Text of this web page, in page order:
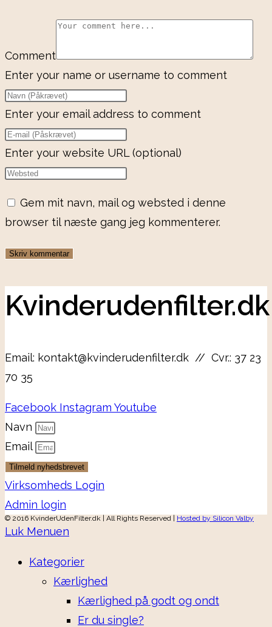
Comment
Enter your name or username to comment
Enter your email address to comment
Enter your website URL (optional)
Gem mit navn, mail og websted i denne
browser til næste gang jeg kommenterer.
Kvinderudenfilter.dk
Email: kontakt@kvinderudenfilter.dk // Cvr.: 37 23
70 35
Facebook Instagram Youtube
Navn
Email
Tilmeld nyhedsbrevet
Virksomheds Login
Admin login
© 2016 KvinderUdenFilter.dk | All Rights Reserved | Hosted by Silicon Valby
Luk Menuen
Kategorier
Kærlighed
Kærlighed på godt og ondt
Er du single?